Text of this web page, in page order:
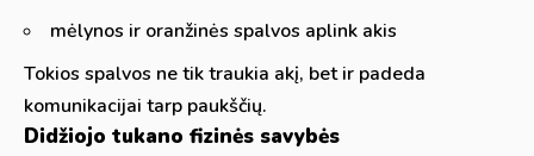
mėlynos ir oranžinės spalvos aplink akis
Tokios spalvos ne tik traukia akį, bet ir padeda
komunikacijai tarp paukščių.
Didžiojo tukano fizinės savybės